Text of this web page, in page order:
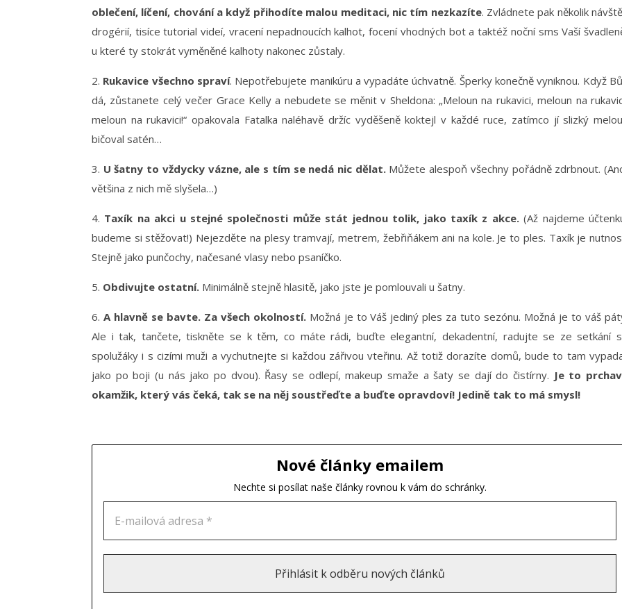
oblečení, líčení, chování a když přihodíte malou meditaci, nic tím nezkazíte. Zvládnete pak několik
drogérií, tisíce tutorial videí, vracení nepadnoucích kalhot, focení vhodných bot a taktéž noční sms Vaší
u které ty stokrát vyměněné kalhoty nakonec zůstaly.
2. Rukavice všechno spraví. Nepotřebujete manikúru a vypadáte úchvatně. Šperky konečně vyniknou. Když
dá, zůstanete celý večer Grace Kelly a nebudete se měnit v Sheldona: „Meloun na rukavici, meloun na
meloun na rukavici!“ opakovala Fatalka naléhavě držíc vyděšeně koktejl v každé ruce, zatímco jí slizký
bičoval satén…
3. U šatny to vždycky vázne, ale s tím se nedá nic dělat.Můžete alespoň všechny pořádně zdrbnout.
většina z nich mě slyšela…)
4. Taxík na akci u stejné společnosti může stát jednou tolik, jako taxík z akce.(Až najdeme
budeme si stěžovat!) Nejezděte na plesy tramvají, metrem, žebřiňákem ani na kole. Je to ples. Taxík je
Stejně jako punčochy, načesané vlasy nebo psaníčko.
5. Obdivujte ostatní. Minimálně stejně hlasitě, jako jste je pomlouvali u šatny.
6. A hlavně se bavte. Za všech okolností.Možná je to Váš jediný ples za tuto sezónu. Možná je to váš
Ale i tak, tančete, tiskněte se k těm, co máte rádi, buďte elegantní, dekadentní, radujte se ze setkání
spolužáky i s cizími muži a vychutnejte si každou zářivou vteřinu. Až totiž dorazíte domů, bude to tam
jako po boji (u nás jako po dvou). Řasy se odlepí, makeup smaže a šaty se dají do čistírny. Je to
okamžik, který vás čeká, tak se na něj soustřeďte a buďte opravdoví! Jedině tak to má smysl!
Nové články emailem
Nechte si posílat naše články rovnou k vám do schránky.